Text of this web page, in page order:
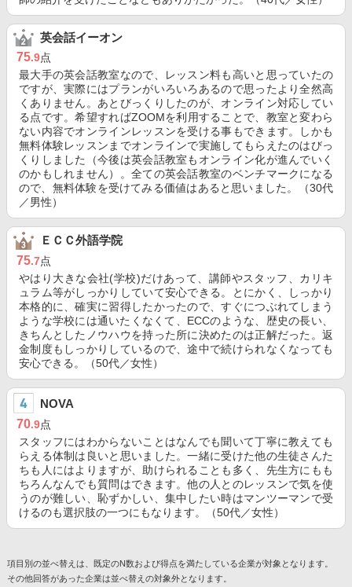
英会話イーオン
75.9点
最大手の英会話教室なので、レッスン料も高いと思っていたの
ですが、実際にはプランがいろいろあるので思ったより全然高
くありません。あとびっくりしたのが、オンライン対応してい
る点です。希望すればZOOMを利用することで、教室と変わら
ない内容でオンラインレッスンを受ける事もできます。しかも
無料体験レッスンまでオンラインで実施してもらえたのはびっ
くりしました（今後は英会話教室もオンライン化が進んでいく
のかもしれません）。全ての英会話教室のベンチマークになる
ので、無料体験を受けてみる価値はあると思いました。（30代
／男性）
ＥＣＣ外語学院
75.7点
やはり大きな会社(学校)だけあって、講師やスタッフ、カリキ
ュラム等がしっかりしていて安心できる。とにかく、しっかり
本格的に、確実に習得したかったので、すぐにつぶれてしまう
ような学校には通いたくなくて、ECCのような、歴史の長い、
きちんとしたノウハウを持った所に決めたのは正解だった。返
金制度もしっかりしているので、途中で続けられなくなっても
安心できる。（50代／女性）
NOVA
70.9点
スタッフにはわからないことはなんでも聞いて丁寧に教えても
らえる体制は良いと思いました。一緒に受けた他の生徒さんた
ちも人にはよりますが、助けられることも多く、先生方にもも
ちろんなんでも質問はできます。他の人とのレッスンで気を使
うのが難しい、恥ずかしい、集中したい時はマンツーマンで受
けるのも選択肢の一つにもなります。（50代／女性）
項目別の並べ替えは、既定のN数および得点を満たしている企業が対象となります。
その他回答があった企業は並べ替えの対象外となります。